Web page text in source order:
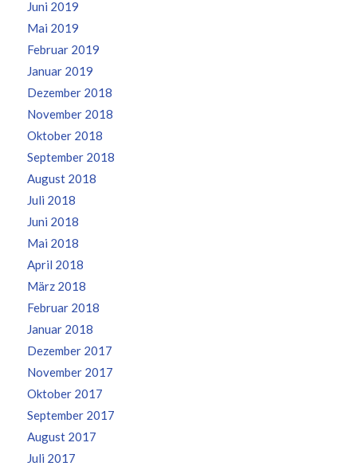
Juni 2019
Mai 2019
Februar 2019
Januar 2019
Dezember 2018
November 2018
Oktober 2018
September 2018
August 2018
Juli 2018
Juni 2018
Mai 2018
April 2018
März 2018
Februar 2018
Januar 2018
Dezember 2017
November 2017
Oktober 2017
September 2017
August 2017
Juli 2017